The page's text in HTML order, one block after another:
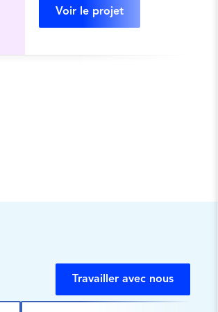
Voir le projet
Travailler avec nous